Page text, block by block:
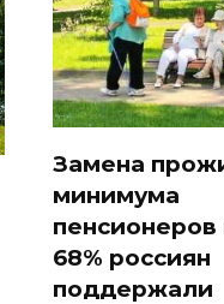
Замена
минимума
68% россиян
поддержали